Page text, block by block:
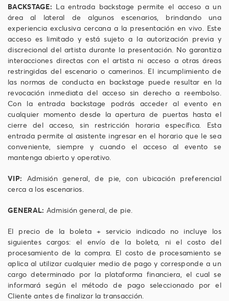
BACKSTAGE: La entrada backstage permite el acceso a un
área al lateral de algunos escenarios, brindando una
experiencia exclusiva cercana a la presentación en vivo. Este
acceso es limitado y está sujeto a la autorización previa y
discrecional del artista durante la presentación. No garantiza
interacciones directas con el artista ni acceso a otras áreas
restringidas del escenario o camerinos. El incumplimiento de
las normas de conducta en backstage puede resultar en la
revocación inmediata del acceso sin derecho a reembolso.
Con la entrada backstage podrás acceder al evento en
cualquier momento desde la apertura de puertas hasta el
cierre del acceso, sin restricción horaria específica. Esta
entrada permite al asistente ingresar en el horario que le sea
conveniente, siempre y cuando el acceso al evento se
mantenga abierto y operativo.
VIP: Admisión general, de pie, con ubicación preferencial
cerca a los escenarios.
GENERAL: Admisión general, de pie.
El precio de la boleta + servicio indicado no incluye los
siguientes cargos: el envío de la boleta, ni el costo del
procesamiento de la compra. El costo de procesamiento se
aplica al utilizar cualquier medio de pago y corresponde a un
cargo determinado por la plataforma financiera, el cual se
informará según el método de pago seleccionado por el
Cliente antes de finalizar la transacción.